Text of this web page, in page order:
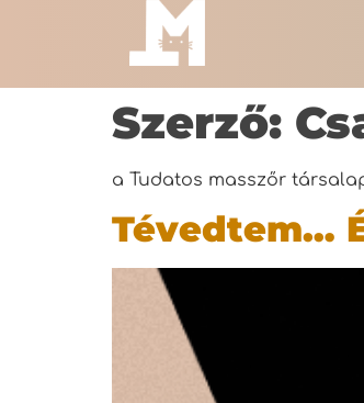
Szerző:
a Tudatos masszőr
Tévedtem…